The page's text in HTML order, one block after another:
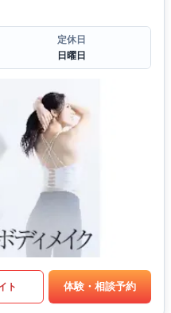
定休日
日曜日
ト 体験・相談予約